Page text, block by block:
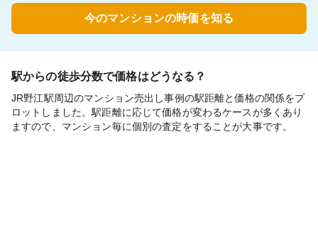
今のマンションの時価を知る
駅からの徒歩分数で価格はどうなる？
JR野江駅周辺のマンション売出し事例の駅距離と価格の関係をプ
ロットしました。駅距離に応じて価格が変わるケースが多くあり
ますので、マンション毎に個別の査定をすることが大事です。